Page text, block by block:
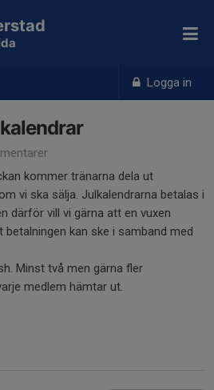
Logga in
kommer tränarna dela ut
vi ska sälja. Julkalendrarna betalas i
därför vill vi gärna att en vuxen
kan ske i samband med
Minst två men gärna fler
medlem hämtar ut.